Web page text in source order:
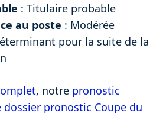
: Titulaire probable
au poste : Modérée
pour la suite de la
, notre pronostic
dossier pronostic Coupe du